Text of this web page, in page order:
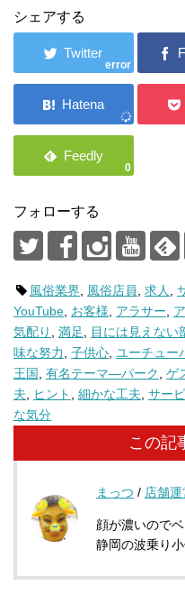
シェアする
error
0
フォローする
風俗業界 風俗店員 求人
YouTube お客様 アラサー
気配り
満足 目には見えない
味な努力
子供心 ユーチュー
王国
有名テーマ―パーク ゲ
夫
ヒント 細かな工夫 サー
な気分
この記
まっつ / 店舗
顔が濃いので
静岡の波乗り小